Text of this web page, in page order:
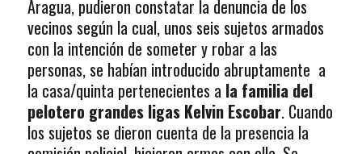
Aragua, pudieron constatar la denuncia de los
vecinos según la cual, unos seis sujetos armados
con la intención de someter y robar a las
personas, se habían introducido abruptamente a
la casa/quinta pertenecientes a la familia del
pelotero grandes ligas Kelvin Escobar. Cuando
los sujetos se dieron cuenta de la presencia la